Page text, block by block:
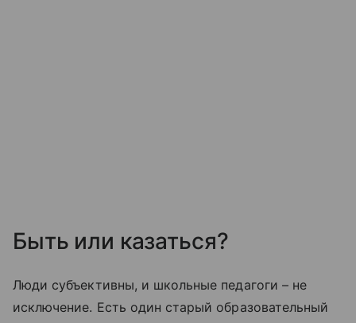
Быть или казаться?
Люди субъективны, и школьные педагоги – не
исключение. Есть один старый образовательный